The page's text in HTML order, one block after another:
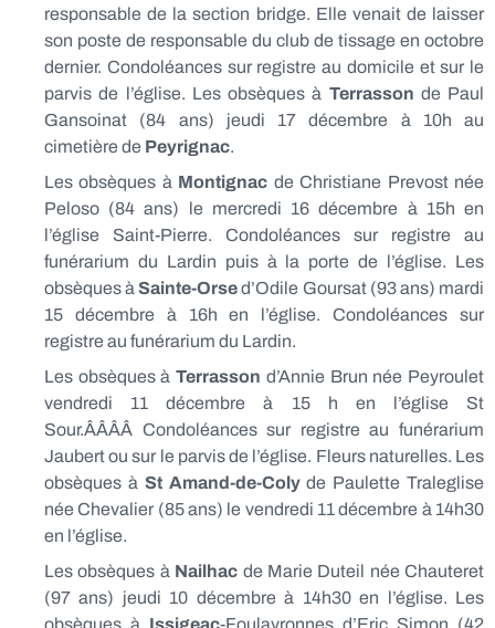
responsable de la section bridge. Elle venait de laisser
son poste de responsable du club de tissage en octobre
dernier. Condoléances sur registre au domicile et sur le
parvis de l’église. Les obsèques à Terrasson de Paul
Gansoinat (84 ans) jeudi 17 décembre à 10h au
cimetière de Peyrignac.
Les obsèques à Montignac de Christiane Prevost née
Peloso (84 ans) le mercredi 16 décembre à 15h en
l’église Saint-Pierre. Condoléances sur registre au
funérarium du Lardin puis à la porte de l’église. Les
obsèques àSainte-Orsed’Odile Goursat (93 ans) mardi
15 décembre à 16h en l’église. Condoléances sur
registre au funérarium du Lardin.
Les obsèques àTerrasson d’Annie Brun née Peyroulet
vendredi 11 décembre à 15 h en l’église St
Sour.ÂÂÂÂ Condoléances sur registre au funérarium
Jaubert ou sur le parvis de l’église. Fleurs naturelles. Les
obsèques à St Amand-de-Colyde Paulette Traleglise
née Chevalier (85 ans) le vendredi 11 décembre à 14h30
en l’église.
Les obsèques à Nailhac de Marie Duteil née Chauteret
(97 ans) jeudi 10 décembre à 14h30 en l’église. Les
obsèques à Issigeac-Foulayronnes d’Eric Simon (42